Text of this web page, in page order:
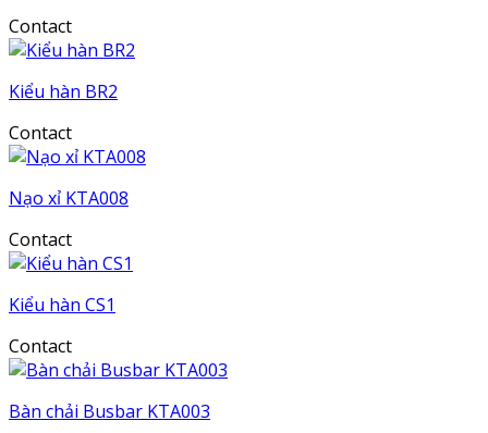
Contact
Kiểu hàn BR2
Contact
Nạo xỉ KTA008
Contact
Kiểu hàn CS1
Contact
Bàn chải Busbar KTA003